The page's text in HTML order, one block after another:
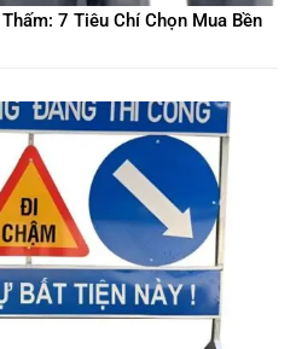
7 Tiêu Chí Chọn Mua Bền